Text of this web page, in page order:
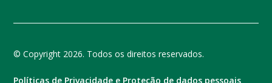
© Copyright 2026. Todos os direitos reservados.
Políticas de Privacidade e Proteção de dados pessoais